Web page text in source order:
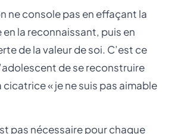
ne console pas en effaçant la
en la reconnaissant, puis en
de la valeur de soi. C’est ce
de se reconstruire
cicatrice « je ne suis pas aimable
pas nécessaire pour chaque